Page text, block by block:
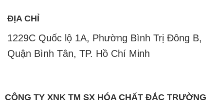
ĐỊA CHỈ
1229C Quốc lộ 1A, Phường Bình Trị Đông B,
Quận Bình Tân, TP. Hồ Chí Minh
CÔNG TY XNK TM SX HÓA CHẤT ĐẮC TRƯỜNG